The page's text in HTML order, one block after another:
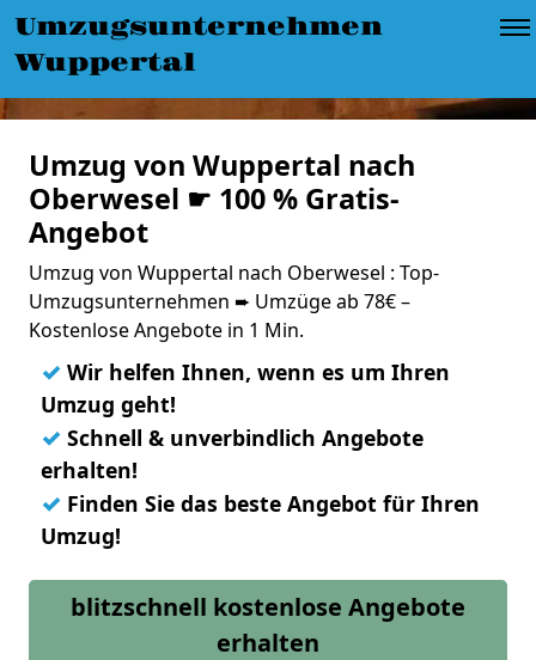
Umzugsunternehmen
Wuppertal
Umzug von Wuppertal nach
Oberwesel ☛ 100 % Gratis-
Angebot
Umzug von Wuppertal nach Oberwesel : Top-
Umzugsunternehmen ➨ Umzüge ab 78€ –
Kostenlose Angebote in 1 Min.
✓ Wir helfen Ihnen, wenn es um Ihren
Umzug geht!
✓ Schnell & unverbindlich Angebote
erhalten!
✓ Finden Sie das beste Angebot für Ihren
Umzug!
blitzschnell kostenlose Angebote
erhalten